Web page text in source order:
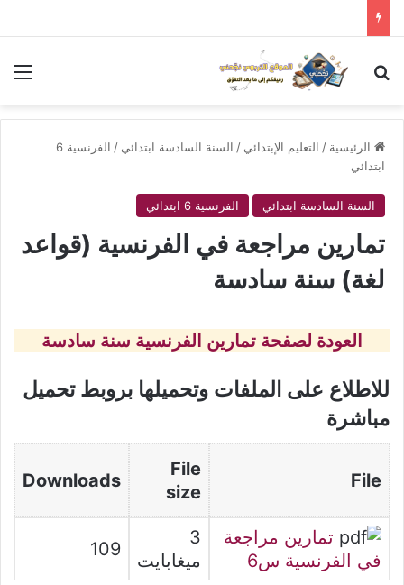
بحث عن
الرئيسية / التعليم الإبتدائي / السنة السادسة ابتدائي /
الفرنسية 6
ابتدائي
السنة السادسة ابتدائي الفرنسية 6 ابتدائي
تمارين مراجعة في الفرنسية (قواعد
لغة) سنة سادسة
العودة لصفحة تمارين الفرنسية سنة سادسة
للاطلاع على الملفات وتحميلها بروبط تحميل
مباشرة
File
File
size
Downloads
تمارين مراجعة
في الفرنسية س6
3
ميغابايت
109